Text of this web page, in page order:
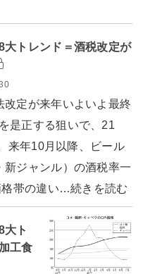
大トレンド＝酒税改定が
定が来年いよいよ最終
是正する狙いで、21
来年10月以降、ビール
ジャンル）の酒税率一
帯の違い…続きを読む
大ト
工食